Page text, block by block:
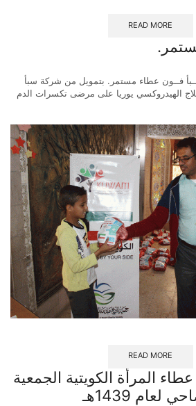
READ MORE
فــون عطاء مستمر. بتمويل من شركة سبأ
الهيدروكسي يوريا على مرضى تكسرات الدم
READ MORE
المرأة الكويتية الجمعية
1439هـ